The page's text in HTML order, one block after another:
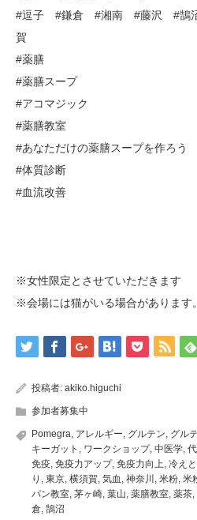
#逗子 #鎌倉 #湘南 #藤沢 #鵠
賀
#薬膳
#薬膳スープ
#アコマジック
#薬膳教室
#あなただけの薬膳スープを作ろう
#体質診断
#血流改善
※女性限定とさせていただきます
※会場には猫がいる場合があります。
投稿者: akiko.higuchi
参加者募集中
Pomegra アレルギー グルテン グル
キーガット
ワークショップ, 中医学
免疫 免疫力アップ, 免疫力向上 冷えと
り
東京 横須賀 気血 神奈川 米粉 米
パン教室 茅ヶ崎 葉山 薬膳教室 薬茶
倉 鵠沼